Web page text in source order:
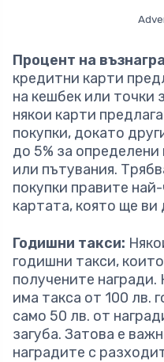
Процент на
кредитни карти
на кешбек или точки
някои карти
покупки, докато
до 5% за определени
или пътувания.
покупки правите
картата, която ще
Годишни такси:
годишни такси,
получените
има такса от 100 лв.
само 50 лв. от
загуба. Затова е
наградите с